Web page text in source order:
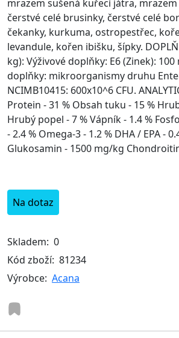
mrazem sušená kuřecí játra,
čerstvé celé brusinky, čerstvé celé
čekanky, kurkuma, ostropestřec,
levandule, kořen ibišku, šípky.
kg): Výživové doplňky: E6 (Zinek):
doplňky: mikroorganismy druhu
NCIMB10415: 600x10^6 CFU.
Protein - 31 % Obsah tuku - 15 %
Hrubý popel - 7 % Vápník - 1.4 %
- 2.4 % Omega-3 - 1.2 % DHA / EPA -
Glukosamin - 1500 mg/kg
Na dotaz
Skladem: 0
Kód zboží: 81234
Výrobce: Acana